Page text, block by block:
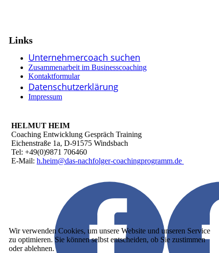
Links
Unternehmercoach suchen
Zusammenarbeit im Businesscoaching
Kontaktformular
Datenschutzerklärung
Impressum
HELMUT HEIM
Coaching Entwicklung Gespräch Training
Eichenstraße 1a, D-91575 Windsbach
Tel: +49(0)9871 706460
E-Mail: h.heim@das-nachfolger-coachingprogramm.de
Wir verwenden Cookies, um unsere Website und unseren Service
zu optimieren. Sie können selbst entscheiden, ob Sie zustimmen
oder ablehnen.